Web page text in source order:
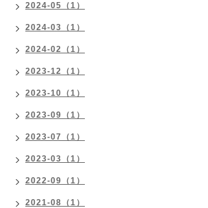
2024-05（1）
2024-03（1）
2024-02（1）
2023-12（1）
2023-10（1）
2023-09（1）
2023-07（1）
2023-03（1）
2022-09（1）
2021-08（1）